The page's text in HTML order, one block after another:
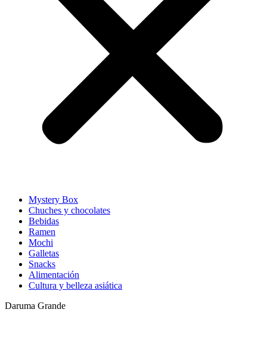
Mystery Box
Chuches y chocolates
Bebidas
Ramen
Mochi
Galletas
Snacks
Alimentación
Cultura y belleza asiática
Daruma Grande